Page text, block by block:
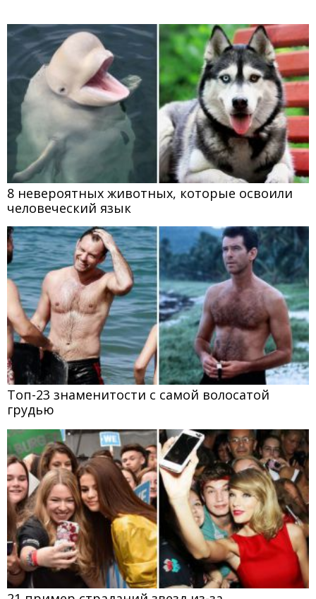
8 невероятных животных, которые освоили
человеческий язык
Топ-23 знаменитости с самой волосатой
грудью